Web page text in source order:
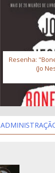
Resenha:
(Jo